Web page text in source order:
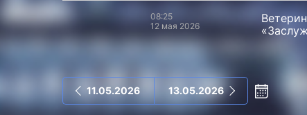
08:25
12 мая 2026
11.05.2026 13.05.2026